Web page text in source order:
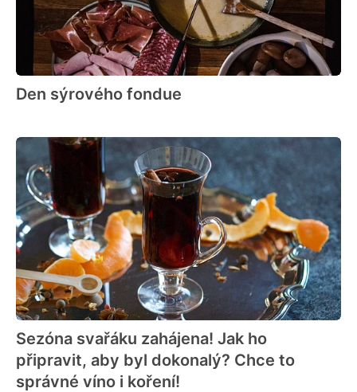
Den sýrového fondue
Sezóna svařáku zahájena! Jak ho
připravit, aby byl dokonalý? Chce to
správné víno i koření!